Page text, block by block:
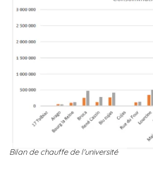
Bilan de chauffe de l'université